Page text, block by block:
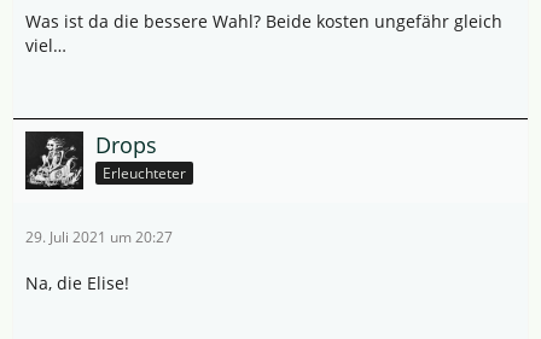
Was ist da die bessere Wahl? Beide kosten ungefähr gleich
viel…
Drops
Erleuchteter
29. Juli 2021 um 20:27
Na, die Elise!